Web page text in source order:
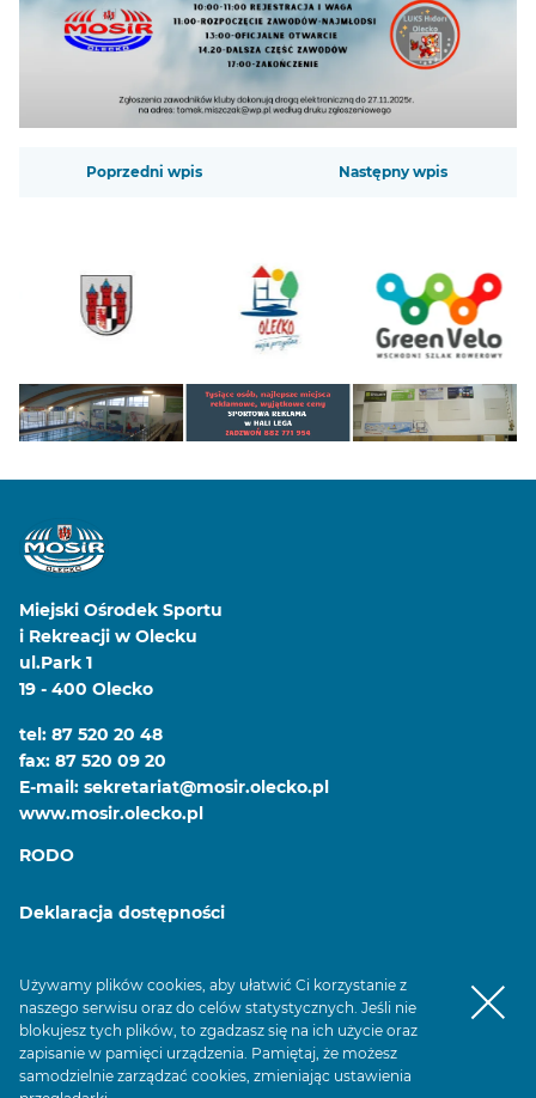
Używamy plików cookies, aby ułatwić Ci korzystanie z
naszego serwisu oraz do celów statystycznych. Jeśli nie
blokujesz tych plików, to zgadzasz się na ich użycie oraz
zapisanie w pamięci urządzenia. Pamiętaj, że możesz
samodzielnie zarządzać cookies, zmieniając ustawienia
Poprzedni wpis Następny wpis
Miejski Ośrodek Sportu
i Rekreacji w Olecku
ul.Park 1
19 - 400 Olecko
tel: 87 520 20 48
fax: 87 520 09 20
E-mail: sekretariat@mosir.olecko.pl
www.mosir.olecko.pl
RODO
Deklaracja dostępności
© 2026 MOSiR w Olecku